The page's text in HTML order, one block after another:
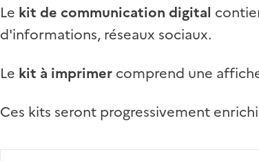
Le kit de communication digital
d'informations, réseaux sociaux.
Le kit à imprimer comprend une
Ces kits seront progressivement